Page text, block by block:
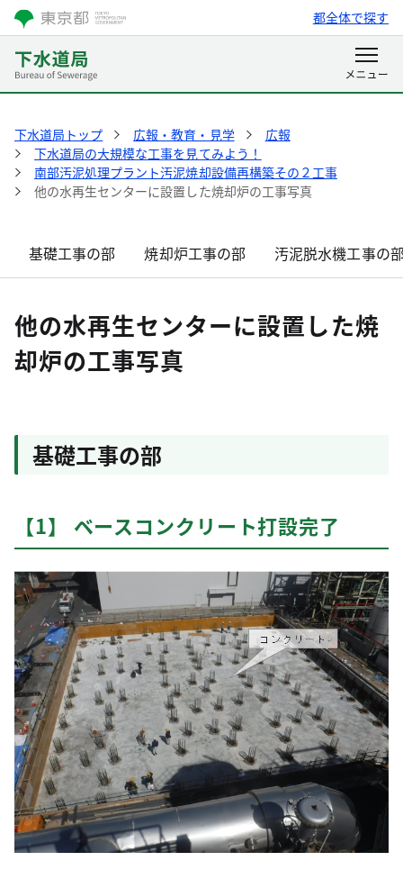
都全体で探す
下水道局トップ 広報・教育・見学
広報
下水道局の大規模な工事を見てみよう！
南部汚泥処理プラント汚泥焼却設備再構築その２工事
他の水再生センターに設置した焼却炉の工事写真
基礎工事の部 焼却炉工事の部 汚泥脱水機工事の
他の水再生センターに設置した焼
却炉の工事写真
基礎工事の部
【1】 ベースコンクリート打設完了